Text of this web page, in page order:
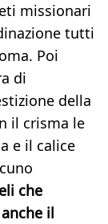
missionari
tutti
Poi
di
della
il crisma le
e il calice
che
il